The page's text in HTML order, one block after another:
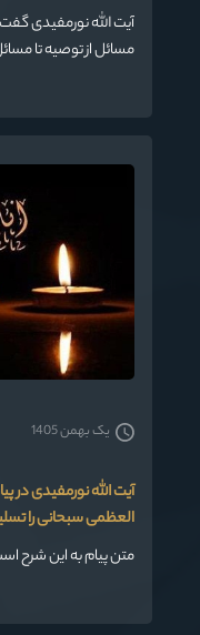
آیت الله نورمفیدی
مسائل از توصیه تا
آیت الله نورمفیدی
العظمی سبحانی را
متن پیام به این شرح
یک بهمن 1405